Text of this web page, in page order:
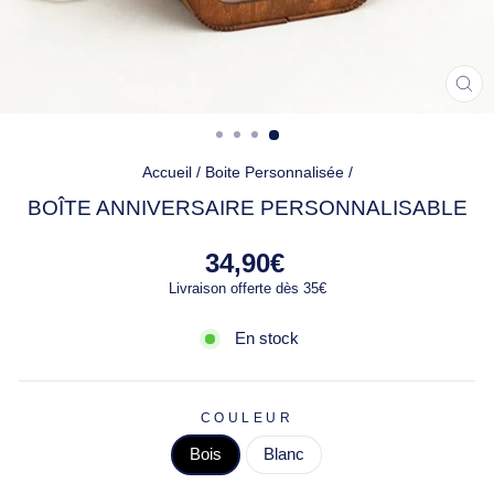
Accueil / Boite Personnalisée /
BOÎTE ANNIVERSAIRE PERSONNALISABLE
Prix
régulier
34,90€
Livraison offerte dès 35€
En stock
COULEUR
Bois Blanc